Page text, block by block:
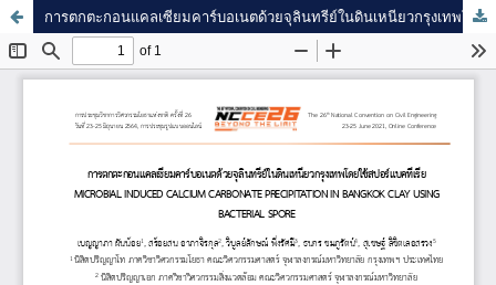
การตกตะกอนแคลเซียมคาร์บอเนตด้วยจุลินทรีย์ในดินเหนียวกรุงเทพโดยใช้ไมโครแคปซูลของสปอร์แบคทีเรีย